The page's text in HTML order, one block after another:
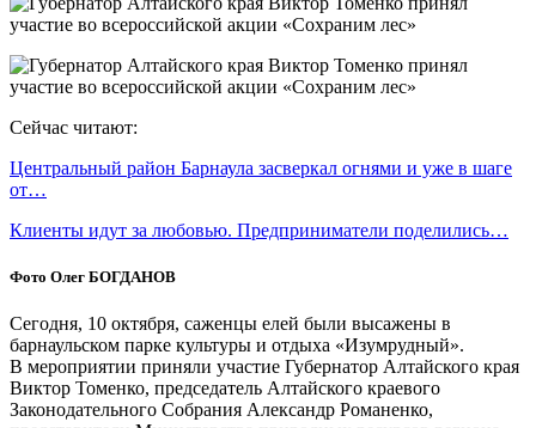
Сейчас читают:
Центральный район Барнаула засверкал огнями и уже в шаге
от…
Клиенты идут за любовью. Предприниматели поделились…
Фото Олег БОГДАНОВ
Сегодня, 10 октября, саженцы елей были высажены в
барнаульском парке культуры и отдыха «Изумрудный».
В мероприятии приняли участие Губернатор Алтайского края
Виктор Томенко, председатель Алтайского краевого
Законодательного Собрания Александр Романенко,